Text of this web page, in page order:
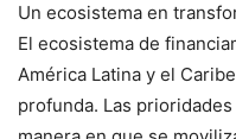
Un ecosistema en
El ecosistema de
América Latina y el
profunda. Las